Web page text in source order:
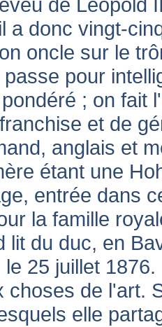
de Léopold
a donc vingt-
oncle sur le
pour
; on fait
et de
anglais et
étant une
entrée dans
la famille
lit du duc, en
le 25 juillet
choses de l'art.
elle